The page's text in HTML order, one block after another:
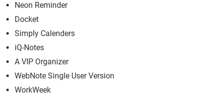
Neon Reminder
Docket
Simply Calenders
iQ-Notes
A VIP Organizer
WebNote Single User Version
WorkWeek